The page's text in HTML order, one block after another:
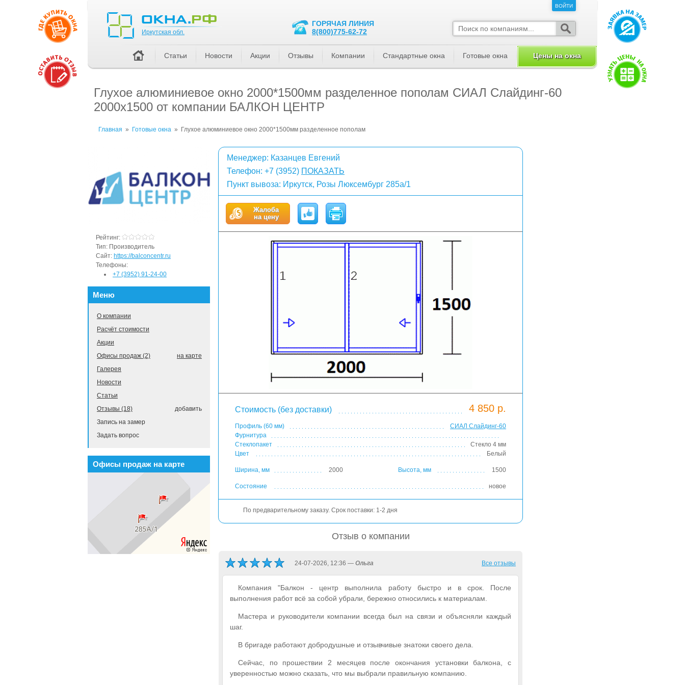
Глухое алюминиевое окно 2000*1500мм разделенное пополам СИАЛ Слайдинг-60
2000x1500 от компании БАЛКОН ЦЕНТР
Главная » Готовые окна » Глухое алюминиевое окно 2000*1500мм разделенное пополам
Менеджер: Казанцев Евгений
Телефон: +7 (3952) ПОКАЗАТЬ
Пункт вывоза: Иркутск, Розы Люксембург 285а/1
Жалоба
на цену
Стоимость (без доставки) 4 850 р.
Профиль (60 мм)
СИАЛ Слайдинг-60
Фурнитура
Стеклопакет
Стекло 4 мм
Цвет
Белый
Ширина, мм 2000 Высота, мм 1500
Состояние новое
По предварительному заказу. Срок поставки: 1-2 дня
Отзыв о компании
24-07-2026, 12:36 — Ольга Все отзывы
Компания "Балкон - центр выполнила работу быстро и в срок. После
выполнения работ всё за собой убрали, бережно относились к материалам.
Мастера и руководители компании всегда был на связи и объясняли каждый
шаг.
В бригаде работают добродушные и отзывчивые знатоки своего дела.
Сейчас, по прошествии 2 месяцев после окончания установки балкона, с
уверенностью можно сказать, что мы выбрали правильную компанию.
Рейтинг:
Тип: Производитель
Сайт: https://balconcentr.ru
Телефоны:
+7 (3952) 91-24-00
Меню
О компании
Расчёт стоимости
Акции
на карте
Офисы продаж (2)
Галерея
Новости
Статьи
добавить
Отзывы (18)
Запись на замер
Задать вопрос
Офисы продаж на карте
ВОЙТИ
Иркутская обл.
ГОРЯЧАЯ ЛИНИЯ
8(800)775-62-72
Статьи Новости Акции Отзывы Компании Стандартные окна Готовые окна Цены на окна
ВОЙТИ